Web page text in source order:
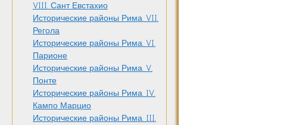
VIII. Сант Евстахио
Исторические районы Рима. VII.
Регола
Исторические районы Рима. VI.
Парионе
Исторические районы Рима. V.
Понте
Исторические районы Рима. IV.
Кампо Марцио
Исторические районы Рима. III.